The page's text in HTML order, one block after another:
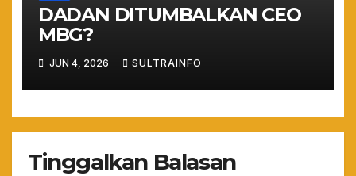
DADAN DITUMBALKAN CEO
MBG?
JUN 4, 2026 SULTRAINFO
Tinggalkan Balasan